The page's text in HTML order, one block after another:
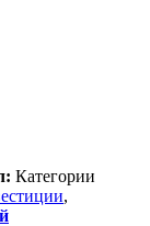
Категории
,